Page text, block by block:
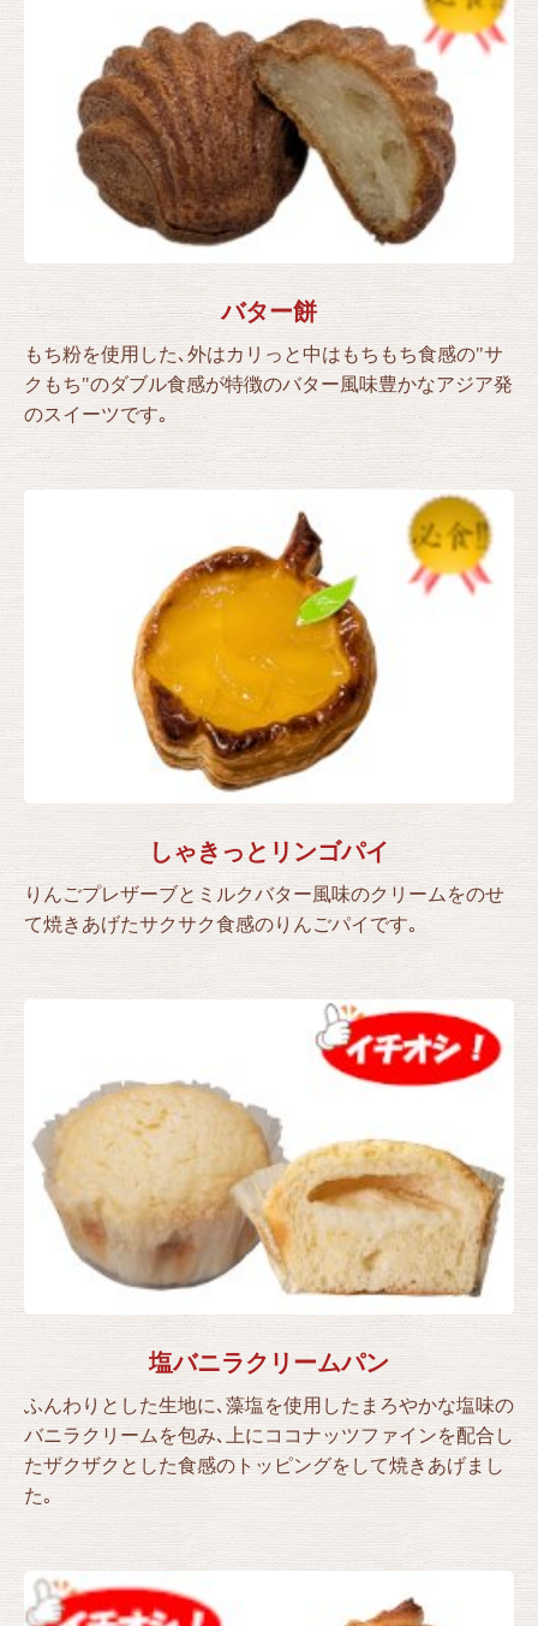
バター餅
もち粉を使用した､外はカリっと中はもちもち食感の"サ
クもち"のダブル食感が特徴のバター風味豊かなアジア発
のスイーツです｡
しゃきっとリンゴパイ
りんごプレザーブとミルクバター風味のクリームをのせ
て焼きあげたサクサク食感のりんごパイです｡
塩バニラクリームパン
ふんわりとした生地に､藻塩を使用したまろやかな塩味の
バニラクリームを包み､上にココナッツファインを配合し
たザクザクとした食感のトッピングをして焼きあげまし
た｡